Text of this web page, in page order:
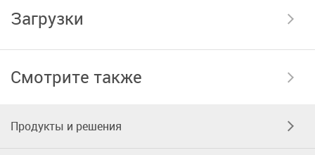
Загрузки
Смотрите также
Продукты и решения